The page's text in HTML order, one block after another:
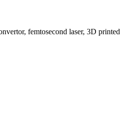
femtosecond laser, 3D printed